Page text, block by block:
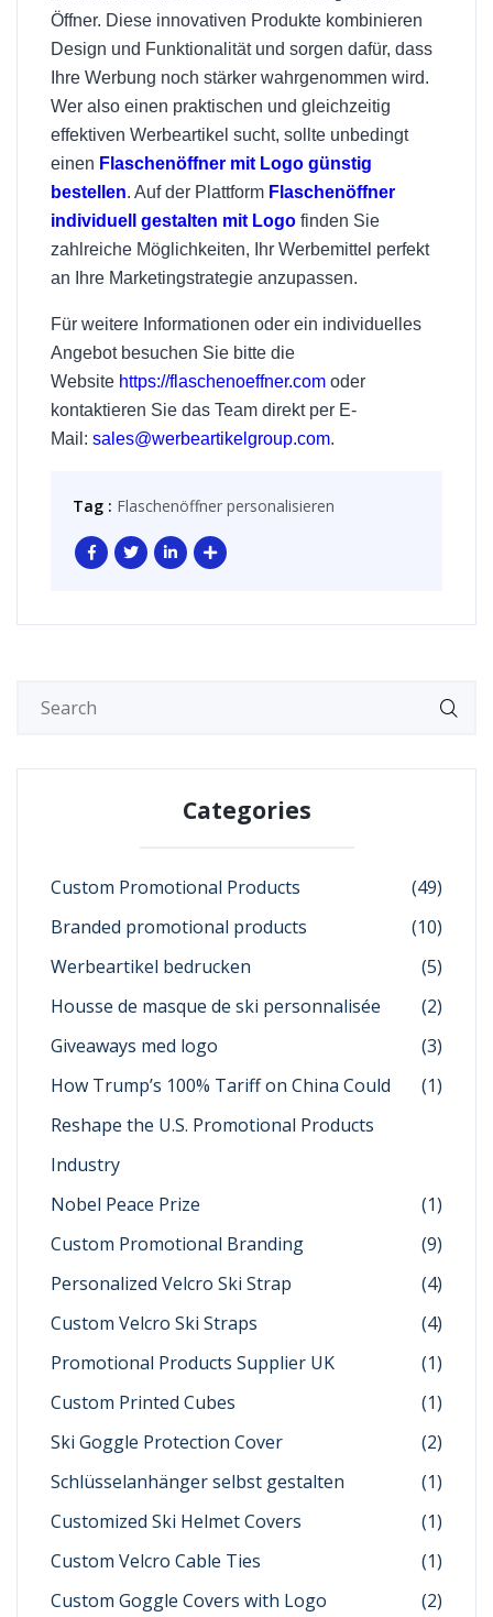
Öffner. Diese innovativen Produkte kombinieren
Design und Funktionalität und sorgen dafür, dass
Ihre Werbung noch stärker wahrgenommen wird.
Wer also einen praktischen und gleichzeitig
effektiven Werbeartikel sucht, sollte unbedingt
einen Flaschenöffner mit Logo günstig
bestellen. Auf der Plattform Flaschenöffner
individuell gestalten mit Logo finden Sie
zahlreiche Möglichkeiten, Ihr Werbemittel perfekt
an Ihre Marketingstrategie anzupassen.
Für weitere Informationen oder ein individuelles
Angebot besuchen Sie bitte die
Website https://flaschenoeffner.com oder
kontaktieren Sie das Team direkt per E-
Mail: sales@werbeartikelgroup.com.
Tag : Flaschenöffner personalisieren
Categories
Custom Promotional Products
(49)
Branded promotional products
(10)
Werbeartikel bedrucken
(5)
Housse de masque de ski personnalisée
(2)
Giveaways med logo
(3)
How Trump’s 100% Tariff on China Could
Reshape the U.S. Promotional Products
Industry
(1)
Nobel Peace Prize
(1)
Custom Promotional Branding
(9)
Personalized Velcro Ski Strap
(4)
Custom Velcro Ski Straps
(4)
Promotional Products Supplier UK
(1)
Custom Printed Cubes
(1)
Ski Goggle Protection Cover
(2)
Schlüsselanhänger selbst gestalten
(1)
Customized Ski Helmet Covers
(1)
Custom Velcro Cable Ties
(1)
Custom Goggle Covers with Logo
(2)